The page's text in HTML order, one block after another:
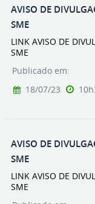
AVISO DE
SME
LINK AVISO DE
SME
Publicado em:
18/07/23
AVISO DE
SME
LINK AVISO DE
SME